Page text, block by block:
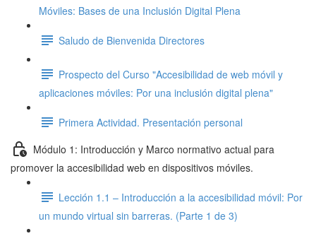
Móviles: Bases de una Inclusión Digital Plena
Saludo de Bienvenida Directores
Prospecto del Curso "Accesibilidad de web móvil y
aplicaciones móviles: Por una inclusión digital plena"
Primera Actividad. Presentación personal
Módulo 1: Introducción y Marco normativo actual para
promover la accesibilidad web en dispositivos móviles.
Lección 1.1 – Introducción a la accesibilidad móvil: Por
un mundo virtual sin barreras. (Parte 1 de 3)